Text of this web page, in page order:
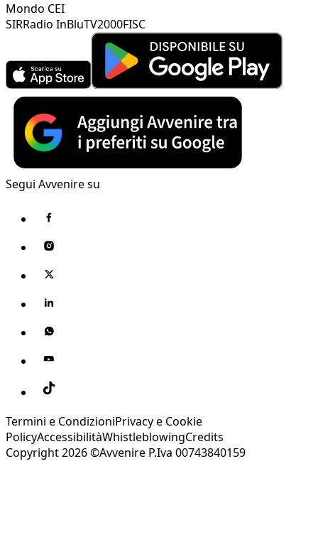
Mondo CEI
SIRRadio InBluTV2000FISC
Segui Avvenire su
Termini e CondizioniPrivacy e Cookie
PolicyAccessibilitàWhistleblowingCredits
Copyright 2026 ©Avvenire P.Iva 00743840159